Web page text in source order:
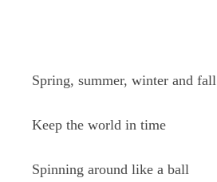
Spring, summer, winter and fall
Keep the world in time
Spinning around like a ball